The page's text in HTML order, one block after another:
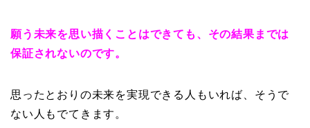
願う未来を思い描くことはできても、その結果までは
保証されないのです。
思ったとおりの未来を実現できる人もいれば、そうで
ない人もでてきます。